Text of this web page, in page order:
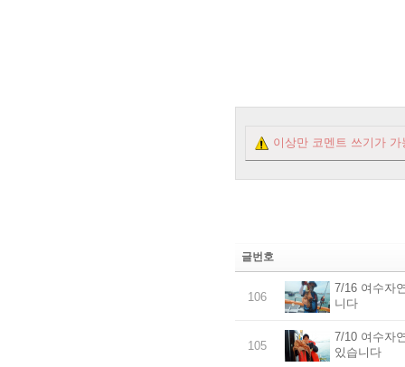
이상만 코멘트 쓰기가 가
글번호
106
7/16 여수자
니다
105
7/10 여수자
있습니다